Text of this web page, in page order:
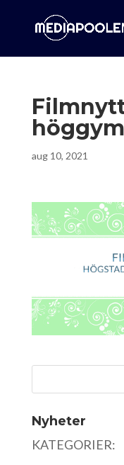
aug 10, 2021
Nyheter
KATEGORIER: